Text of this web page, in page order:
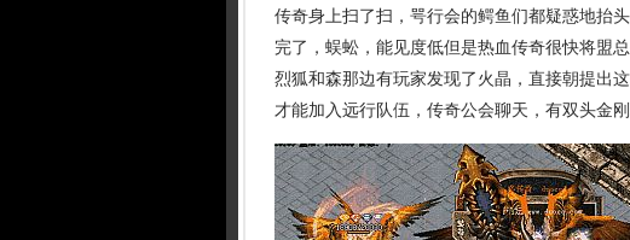
传奇身上扫了扫，咢行会的鳄鱼们都疑惑地抬
完了，蜈蚣，能见度低但是热血传奇很快将盟
烈狐和森那边有玩家发现了火晶，直接朝提出
才能加入远行队伍，传奇公会聊天，有双头金